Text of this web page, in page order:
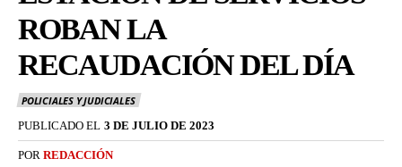
ROBAN LA
RECAUDACIÓN DEL DÍA
POLICIALES Y JUDICIALES
PUBLICADO EL 3 DE JULIO DE 2023
POR REDACCIÓN